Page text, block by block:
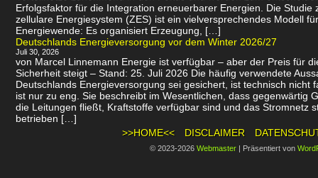
Erfolgsfaktor für die Integration erneuerbarer Energien. Die Studie
zellulare Energiesystem (ZES) ist ein vielversprechendes Modell
Energiewende: Es organisiert Erzeugung, […]
Deutschlands Energieversorgung vor dem Winter 2026/27
Juli 30, 2026
von Marcel Linnemann Energie ist verfügbar – aber der Preis für
Sicherheit steigt – Stand: 25. Juli 2026 Die häufig verwendete
Deutschlands Energieversorgung sei gesichert, ist technisch nicht
ist nur zu eng. Sie beschreibt im Wesentlichen, dass gegenwärtig
die Leitungen fließt, Kraftstoffe verfügbar sind und das Stromnetz
betrieben […]
>>HOME<<
DISCLAIMER
© 2023-2026 Webmaster | Präsentiert von